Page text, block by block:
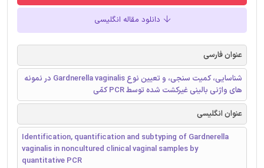
دانلود مقاله انگلیسی
عنوان فارسی
شناسایی، کمیت سنجی، و تعیین نوع Gardnerella vaginalis در نمونه
های واژنی بالینی غیرکشت شده توسط PCR کمّی
عنوان انگلیسی
Identification, quantification and subtyping of Gardnerella
vaginalis in noncultured clinical vaginal samples by
quantitative PCR